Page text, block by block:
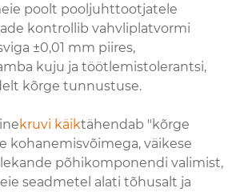
poolt pooljuhttootjatele
kontrollib vahvliplatvormi
±0,01 mm piires,
kuju ja töötlemistolerantsi,
kõrge tunnustuse.
kruvi käiktähendab "kõrge
kohanemisvõimega, väikese
põhikomponendi valimist,
seadmetel alati tõhusalt ja